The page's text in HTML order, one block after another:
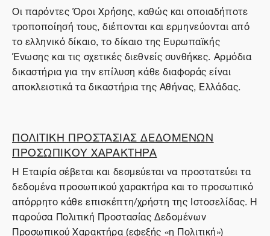
Οι παρόντες Όροι Χρήσης, καθώς και οποιαδήποτε
τροποποίησή τους, διέπονται και ερμηνεύονται από
το ελληνικό δίκαιο, το δίκαιο της Ευρωπαϊκής
Ένωσης και τις σχετικές διεθνείς συνθήκες. Αρμόδια
δικαστήρια για την επίλυση κάθε διαφοράς είναι
αποκλειστικά τα δικαστήρια της Αθήνας, Ελλάδας.
ΠΟΛΙΤΙΚΗ ΠΡΟΣΤΑΣΙΑΣ ΔΕΔΟΜΕΝΩΝ
ΠΡΟΣΩΠΙΚΟΥ ΧΑΡΑΚΤΗΡΑ
Η Εταιρία σέβεται και δεσμεύεται να προστατεύει τα
δεδομένα προσωπικού χαρακτήρα και το προσωπικό
απόρρητο κάθε επισκέπτη/χρήστη της Ιστοσελίδας. Η
παρούσα Πολιτική Προστασίας Δεδομένων
Προσωπικού Χαρακτήρα (εφεξής «η Πολιτική»)